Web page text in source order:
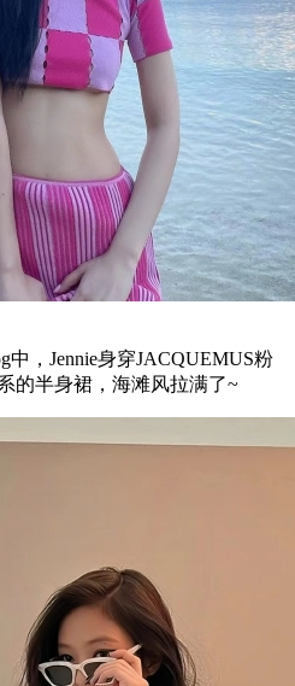
，Jennie身穿JACQUEMUS粉
的半身裙，海滩风拉满了~